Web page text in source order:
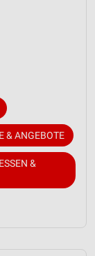
& ANGEBOTE
&